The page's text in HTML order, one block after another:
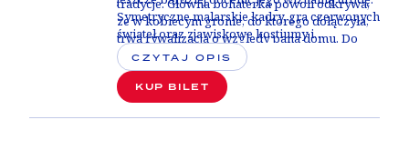
tradycje. Główna bohaterka powoli odkrywa,
że w kobiecym gronie, do którego dołączyła,
trwa rywalizacja o względy pana domu. Do
czego mogą jednak doprowadzić ciągłe
erupcje zazdrości, atmosfera wzajemnych
oskarżeń i niepewność dotycząca własnej
pozycji? Czy niedoświadczona Songlian
Symetryczne malarskie kadry, gra czerwonych
świateł oraz zjawiskowe kostiumy i
scenografie tworzą niezapomniany estetyczny
spektakl.
CZYTAJ OPIS
KUP BILET